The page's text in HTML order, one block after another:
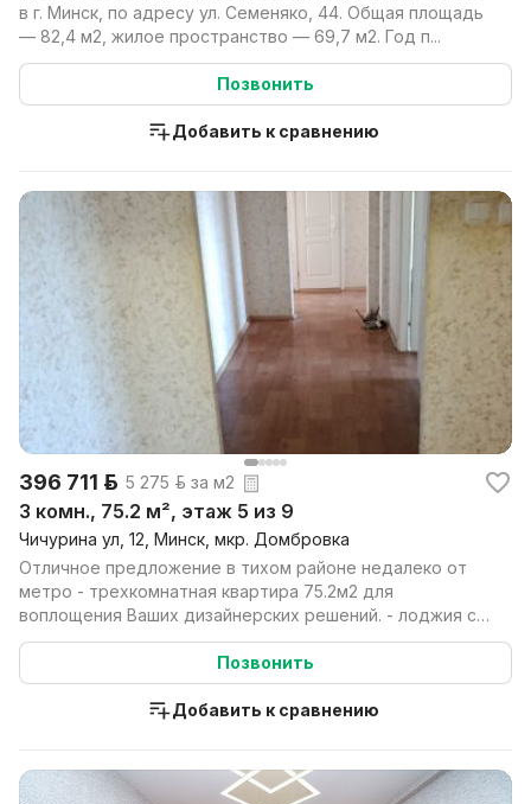
в г. Минск, по адресу ул. Семеняко, 44. Общая площадь
— 82,4 м2, жилое пространство — 69,7 м2. Год п...
Позвонить
Добавить к сравнению
396 711 р. 5 275 р. за м2
3 комн., 75.2 м², этаж 5 из 9
Чичурина ул, 12, Минск, мкр. Домбровка
Отличное предложение в тихом районе недалеко от
метро - трехкомнатная квартира 75.2м2 для
воплощения Ваших дизайнерских решений. - лоджия с
выходом и...
Позвонить
Добавить к сравнению